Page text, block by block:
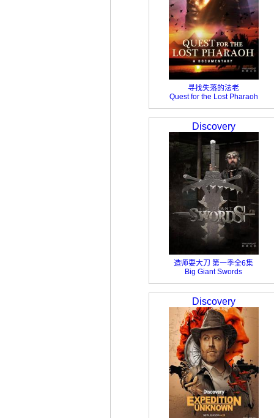
寻找失落的法老
Quest for the Lost Pharaoh
Discovery
造师耍大刀 第一季全6集
Big Giant Swords
Discovery